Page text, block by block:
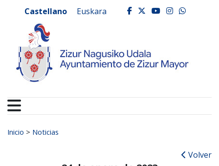
Ayuntamiento de
Castellano Euskara facebook
twitter
youtube
Buscar:
Inicio > Noticias
Volver